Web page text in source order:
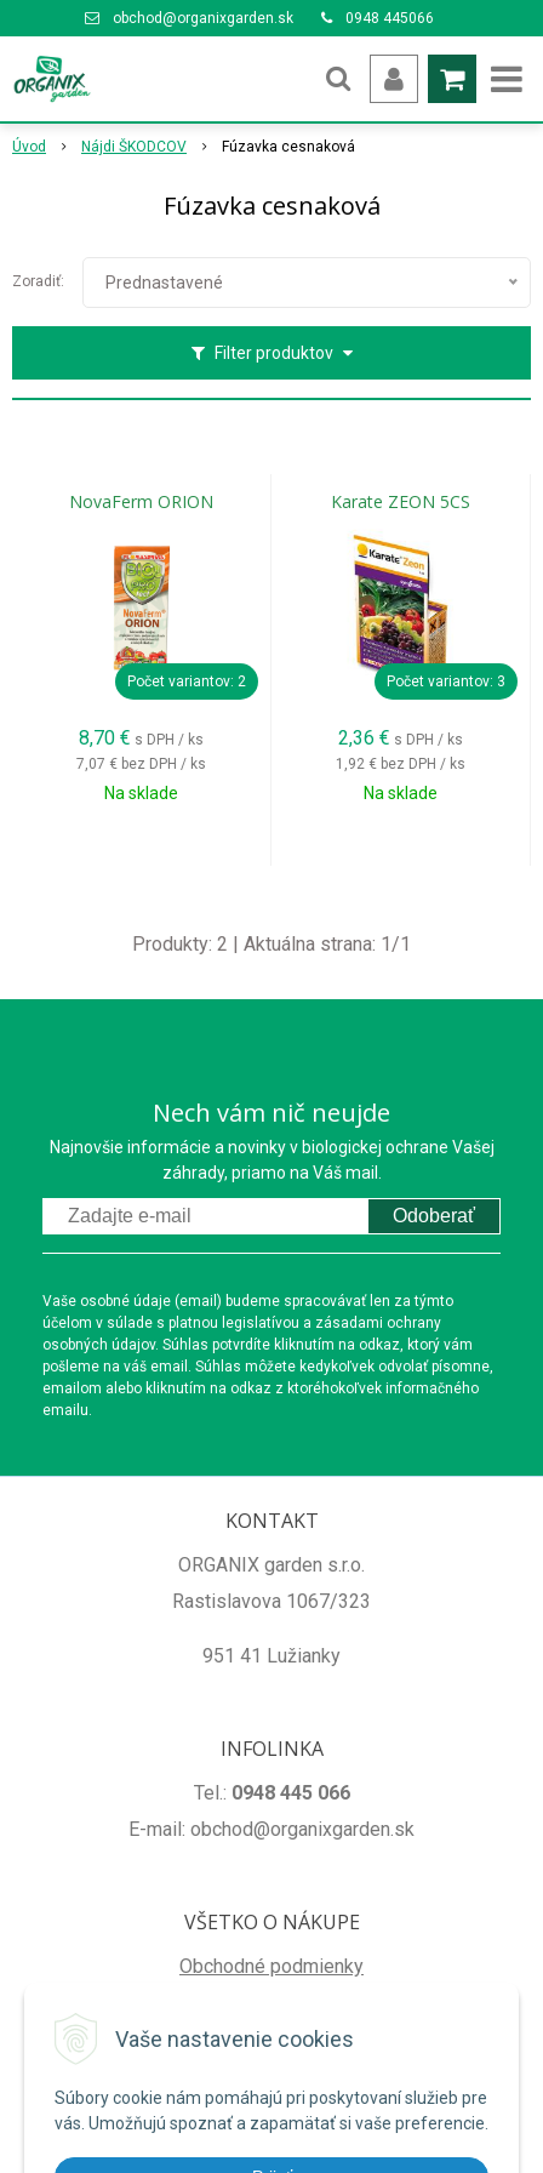
Vaše nastavenie cookies
Súbory cookie nám pomáhajú pri poskytovaní služieb pre
vás. Umožňujú spoznať a zapamätať si vaše preferencie.
obchod@organixgarden.sk 0948 445066
Úvod Nájdi ŠKODCOV Fúzavka cesnaková
Fúzavka cesnaková
Filter produktov
Zoradiť: Prednastavené
NovaFerm ORION
Počet variantov: 2
8,70 € s DPH / ks
7,07 € bez DPH / ks
Na sklade
Karate ZEON 5CS
Počet variantov: 3
2,36 € s DPH / ks
1,92 € bez DPH / ks
Na sklade
Produkty: 2 | Aktuálna strana: 1/1
Nech vám nič neujde
Najnovšie informácie a novinky v biologickej ochrane Vašej
záhrady, priamo na Váš mail.
Odoberať
Vaše osobné údaje (email) budeme spracovávať len za týmto
účelom v súlade s platnou legislatívou a zásadami ochrany
osobných údajov. Súhlas potvrdíte kliknutím na odkaz, ktorý vám
pošleme na váš email. Súhlas môžete kedykoľvek odvolať písomne,
emailom alebo kliknutím na odkaz z ktoréhokoľvek informačného
emailu.
KONTAKT
ORGANIX garden s.r.o.
Rastislavova 1067/323
951 41 Lužianky
INFOLINKA
Tel.: 0948 445 066
E-mail: obchod@organixgarden.sk
VŠETKO O NÁKUPE
Obchodné podmienky
Reklamačné podmienky
NA STIAHNUTIE
Formulár na odstúpenie od zmluvy